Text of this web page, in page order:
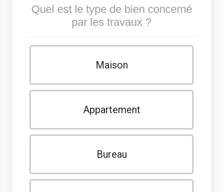
Quel est le type de bien concerné
par les travaux ?
Maison
Appartement
Bureau